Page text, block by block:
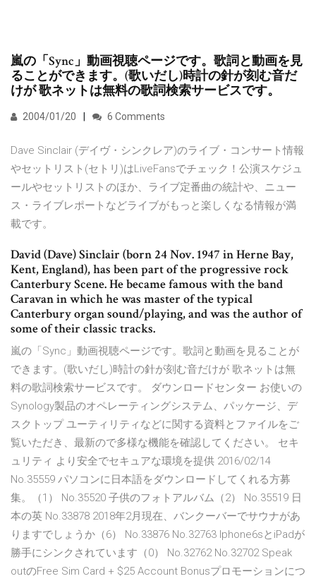
嵐の「Sync」動画視聴ページです。歌詞と動画を見
ることができます。(歌いだし)時計の針が刻む音だ
けが 歌ネットは無料の歌詞検索サービスです。
2004/01/20 6 Comments
Dave Sinclair (デイヴ・シンクレア)のライブ・コンサート情報
やセットリスト(セトリ)はLiveFansでチェック！公演スケジュ
ールやセットリストのほか、ライブ定番曲の統計や、ニュー
ス・ライブレポートなどライブがもっと楽しくなる情報が満
載です。
David (Dave) Sinclair (born 24 Nov. 1947 in Herne Bay,
Kent, England), has been part of the progressive rock
Canterbury Scene. He became famous with the band
Caravan in which he was master of the typical
Canterbury organ sound/playing, and was the author of
some of their classic tracks.
嵐の「Sync」動画視聴ページです。歌詞と動画を見ることが
できます。(歌いだし)時計の針が刻む音だけが 歌ネットは無
料の歌詞検索サービスです。 ダウンロードセンター お使いの
Synology製品のオペレーティングシステム、パッケージ、デ
スクトップ ユーティリティなどに関する資料とファイルをご
覧いただき、最新ので多様な機能を確認してください。 セキ
ュリティ より安全でセキュアな環境を提供 2016/02/14
No.35559 パソコンに日本語をダウンロードしてくれる方募
集。（1） No.35520 子供のフォトアルバム（2） No.35519 日
本の英 No.33878 2018年2月現在、バンクーバーでサウナがあ
りますでしょうか（6） No.33876 No.32763 Iphone6sとiPadが
勝手にシンクされています（0） No.32762 No.32702 Speak
outのFree Sim Card + $25 Account Bonusプロモーションにつ